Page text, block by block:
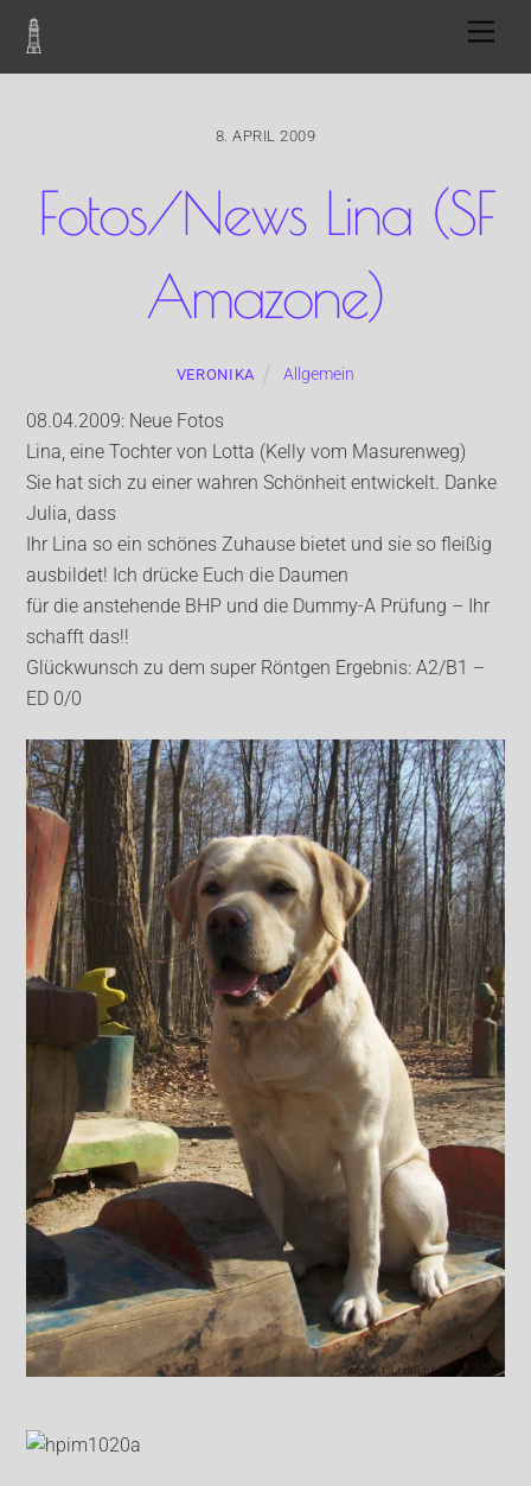
Skip
content
8. APRIL 2009
Fotos/News Lina (SF
Amazone)
VERONIKA Allgemein
08.04.2009: Neue Fotos
Lina, eine Tochter von Lotta (Kelly vom Masurenweg)
Sie hat sich zu einer wahren Schönheit entwickelt. Danke
Julia, dass
Ihr Lina so ein schönes Zuhause bietet und sie so fleißig
ausbildet! Ich drücke Euch die Daumen
für die anstehende BHP und die Dummy-A Prüfung – Ihr
schafft das!!
Glückwunsch zu dem super Röntgen Ergebnis: A2/B1 –
ED 0/0